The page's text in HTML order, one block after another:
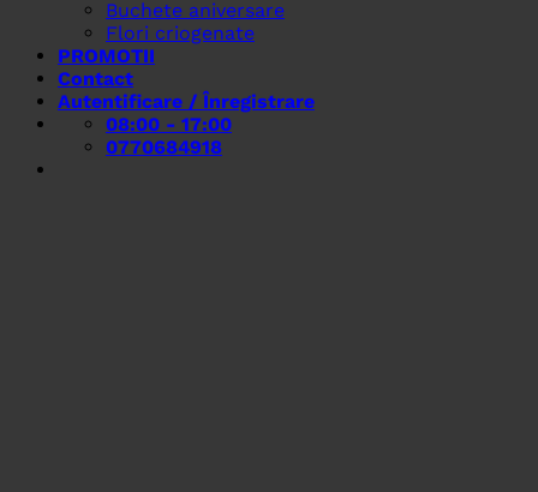
Buchete aniversare
Flori criogenate
PROMOTII
Contact
Autentificare / Înregistrare
08:00 - 17:00
0770684918